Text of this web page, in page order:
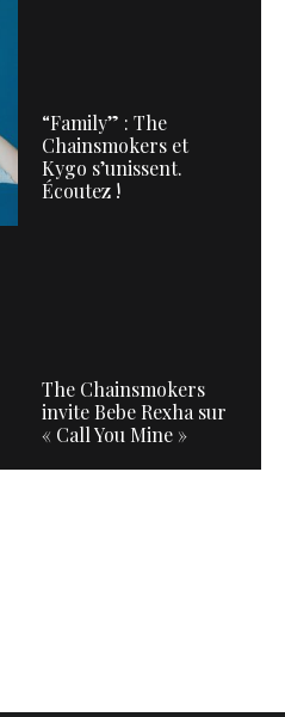
“Family” : The
Chainsmokers et
Kygo s’unissent.
Écoutez !
The Chainsmokers
invite Bebe Rexha sur
« Call You Mine »